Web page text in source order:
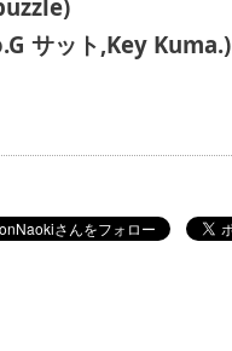
サット,Key Kuma.)